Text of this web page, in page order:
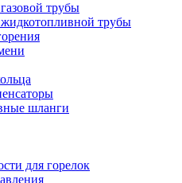
трубы
трубы
шланги
для горелок